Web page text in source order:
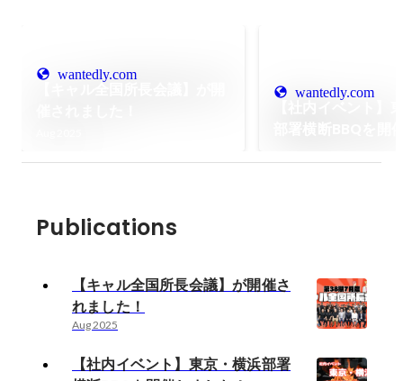
wantedly.com
wantedly.com
Publications
【キャル全国所長会議】が開催さ
れました！
Aug 2025
【社内イベント】東京・横浜部署